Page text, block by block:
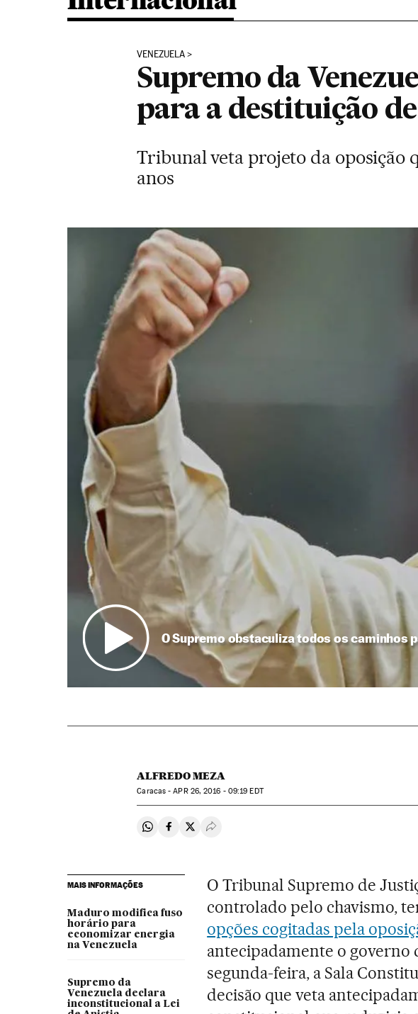
VENEZUELA
Supremo da
para a destituição
Tribunal veta projeto da
anos
O Supremo obstaculiza todos os caminhos
ALFREDO MEZA
Caracas -APR26, 2016 - 09:19 EDT
Compartir en Whatsapp
Compartir en Facebook
Compartir en Twitter
Desplegar Redes Sociales
MAIS INFORMAÇÕES
Maduro modifica fuso
horário para
economizar energia
na Venezuela
Supremo da
Venezuela declara
inconstitucional a Lei
O Tribunal Supremo de
controlado pelo chavismo,
opções cogitadas pela
antecipadamente o governo
segunda-feira, a Sala
decisão que veta